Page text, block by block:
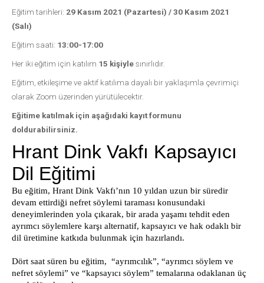
Eğitim tarihleri: 29 Kasım 2021 (Pazartesi) / 30 Kasım 2021
(Salı)
Eğitim saati: 13:00-17:00
Her iki eğitim için katılım 15 kişiylesınırlıdır.
Eğitim, etkileşime ve aktif katılıma dayalı bir yaklaşımla çevrimiçi
olarak Zoom üzerinden yürütülecektir.
Eğitime katılmak için aşağıdaki kayıt formunu
doldurabilirsiniz.